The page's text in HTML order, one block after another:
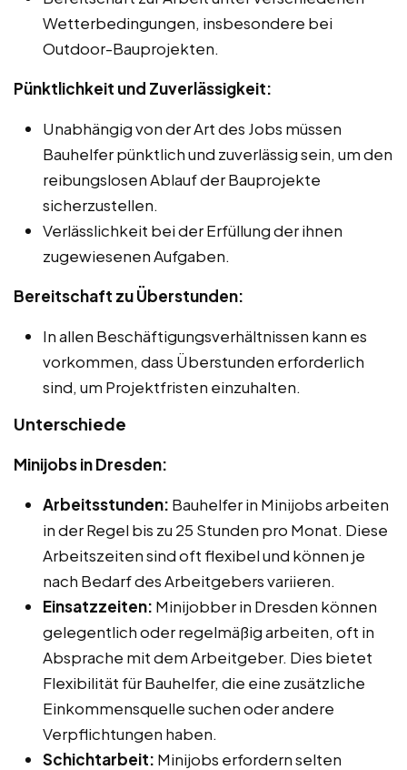
Wetterbedingungen, insbesondere bei
Outdoor-Bauprojekten.
Pünktlichkeit und Zuverlässigkeit:
Unabhängig von der Art des Jobs müssen
Bauhelfer pünktlich und zuverlässig sein, um den
reibungslosen Ablauf der Bauprojekte
sicherzustellen.
Verlässlichkeit bei der Erfüllung der ihnen
zugewiesenen Aufgaben.
Bereitschaft zu Überstunden:
In allen Beschäftigungsverhältnissen kann es
vorkommen, dass Überstunden erforderlich
sind, um Projektfristen einzuhalten.
Unterschiede
Minijobs in Dresden:
Arbeitsstunden: Bauhelfer in Minijobs arbeiten
in der Regel bis zu 25 Stunden pro Monat. Diese
Arbeitszeiten sind oft flexibel und können je
nach Bedarf des Arbeitgebers variieren.
Einsatzzeiten: Minijobber in Dresden können
gelegentlich oder regelmäßig arbeiten, oft in
Absprache mit dem Arbeitgeber. Dies bietet
Flexibilität für Bauhelfer, die eine zusätzliche
Einkommensquelle suchen oder andere
Verpflichtungen haben.
Schichtarbeit: Minijobs erfordern selten